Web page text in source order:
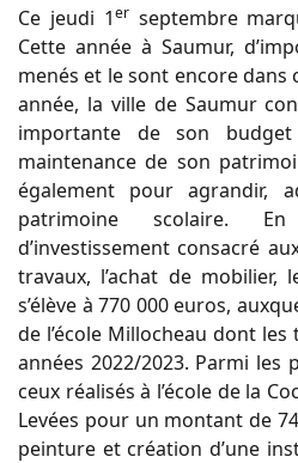
Ce jeudi 1erseptembre
Cette année à Saumur,
menés et le sont encore dans
année, la ville de Saumur
importante de son budget
maintenance de son
également pour agrandir,
patrimoine scolaire.
d’investissement consacré
travaux, l’achat de mobilier,
s’élève à 770 000 euros,
de l’école Millocheau dont
années 2022/2023. Parmi
ceux réalisés à l’école de la
Levées pour un montant de
peinture et création d’une